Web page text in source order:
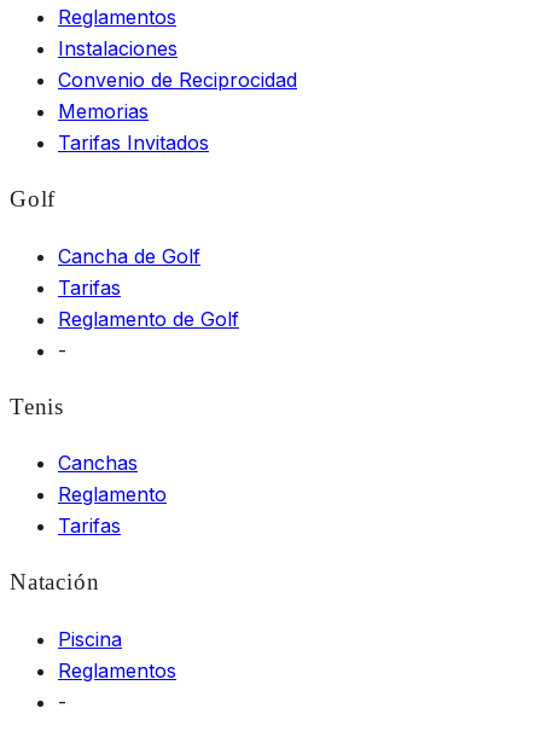
Reglamentos
Instalaciones
Convenio de Reciprocidad
Memorias
Tarifas Invitados
Golf
Cancha de Golf
Tarifas
Reglamento de Golf
-
Tenis
Canchas
Reglamento
Tarifas
Natación
Piscina
Reglamentos
-